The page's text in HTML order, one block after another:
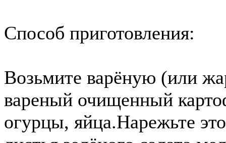
Способ приготовления:
Возьмите варёную (или
вареный очищенный
огурцы, яйца.Нарежьте